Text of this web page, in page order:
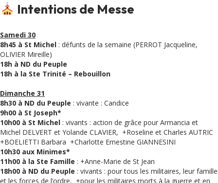
Intentions de Messe
Samedi 30
8h45 à St Michel : défunts de la semaine (PERROT Jacqueline,
OLIVIER Mireille)
18h à ND du Peuple
18h à la Ste Trinité – Rebouillon
Dimanche 31
8h30 à ND du Peuple : vivante : Candice
9h00 à St Joseph*
10h00 à St Michel : vivants : action de grâce pour Armancia et
Michel DELVERT et Yolande CLAVIER, +Roseline et Charles AUTRIC
+BOELIETTI Barbara +Charlotte Ernestine GIANNESINI
10h30 aux Minimes*
11h00 à la Ste Famille : +Anne-Marie de St Jean
18h00 à ND du Peuple : vivants : pour tous les militaires, leur famille
et les forces de l’ordre, +pour les militaires morts à la guerre et en